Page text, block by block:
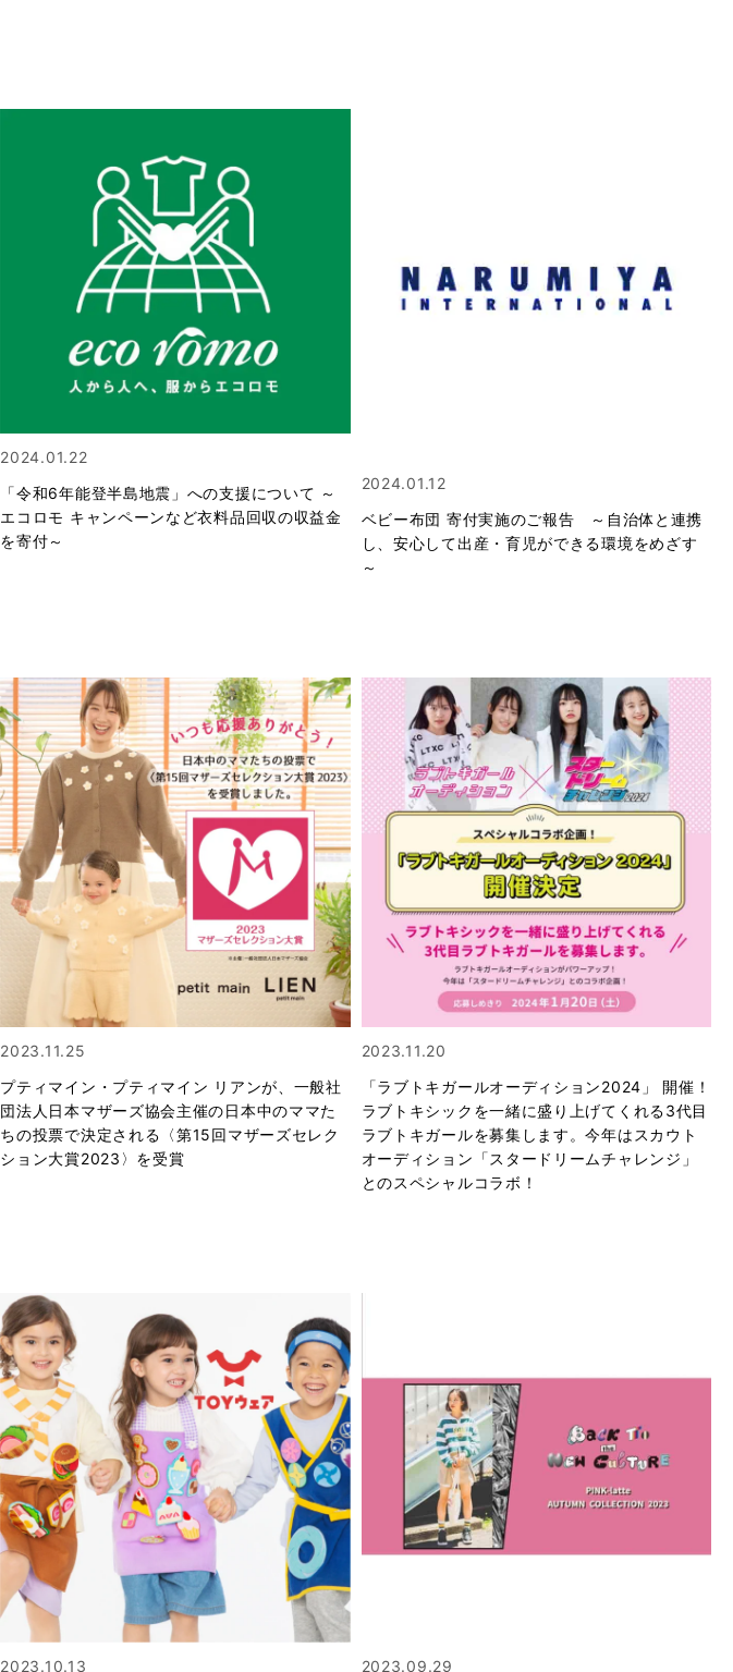
2024.01.22
「令和6年能登半島地震」への⽀援について ～
エコロモ キャンペーンなど⾐料品回収の収益⾦
を寄付～
2024.01.12
ベビー布団 寄付実施のご報告 ～自治体と連携
し、安心して出産・育児ができる環境をめざす
～
2023.11.25
プティマイン・プティマイン リアンが、一般社
団法人日本マザーズ協会主催の日本中のママた
ちの投票で決定される〈第15回マザーズセレク
ション大賞2023〉を受賞
2023.11.20
「ラブトキガールオーディション2024」 開催！
ラブトキシックを一緒に盛り上げてくれる3代目
ラブトキガールを募集します。今年はスカウト
オーディション「スタードリームチャレンジ」
とのスペシャルコラボ！
2023.10.13 2023.09.29